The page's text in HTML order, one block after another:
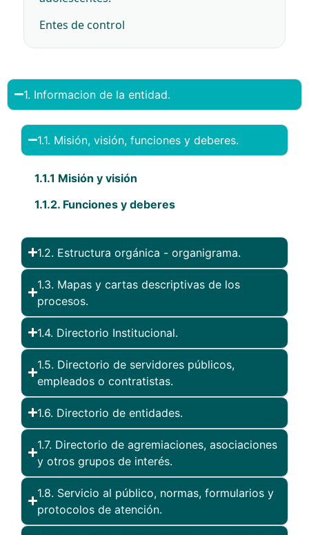
Entes de control
1. Informacion de la entidad.
1.1. Misión, visión, funciones y deberes.
1.1.1 Misión y visión
1.1.2. Funciones y deberes
1.2. Estructura orgánica - organigrama.
1.3. Mapas y cartas descriptivas de los
procesos.
1.4. Directorio Institucional.
1.5. Directorio de servidores públicos,
empleados o contratistas.
1.6. Directorio de entidades.
1.7. Directorio de agremiaciones, asociaciones
y otros grupos de interés.
1.8. Servicio al público, normas, formularios y
protocolos de atención.